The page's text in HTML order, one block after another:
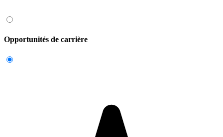
Opportunités de carrière